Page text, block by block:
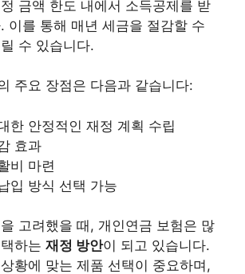
금액 한도 내에서 소득공제를 받
이를 통해 매년 세금을 절감할 수
수 있습니다.
주요 장점은 다음과 같습니다:
한 안정적인 재정 계획 수립
효과
비 마련
입 방식 선택 가능
고려했을 때, 개인연금 보험은 많
하는 재정 방안이 되고 있습니다.
황에 맞는 제품 선택이 중요하며,